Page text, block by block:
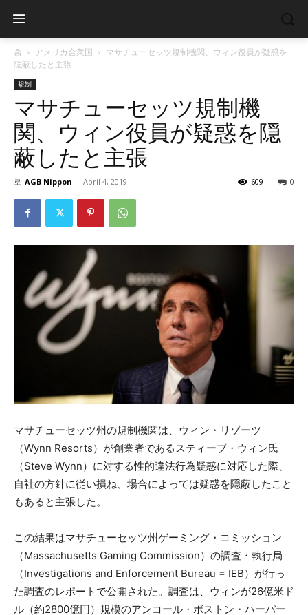
홈 アメリカ合衆国
マサチューセッツ規制機関、ウィン役員が疑惑を
隠蔽したと主張
規制
マサチューセッツ規制機
関、ウィン役員が疑惑を隠
蔽したと主張
로 AGB Nippon - April 4, 2019 0
609
マサチューセッツ州の規制機関は、ウィン・リゾーツ
（Wynn Resorts）が創業者であるスティーブ・ウィン氏
（Steve Wynn）に対する性的違法行為疑惑に対応した際、
自社の方針に従い損ね、場合によっては疑惑を隠蔽したこと
もあると主張した。
この結果はマサチューセッツ州ゲーミング・コミッション
（Massachusetts Gaming Commission）の調査・執行局
（Investigations and Enforcement Bureau = IEB）が行っ
た調査のレポートで公開された。調査は、ウィンが26億米ド
ル（約2800億円）規模のアンコール・ボストン・ハーバー